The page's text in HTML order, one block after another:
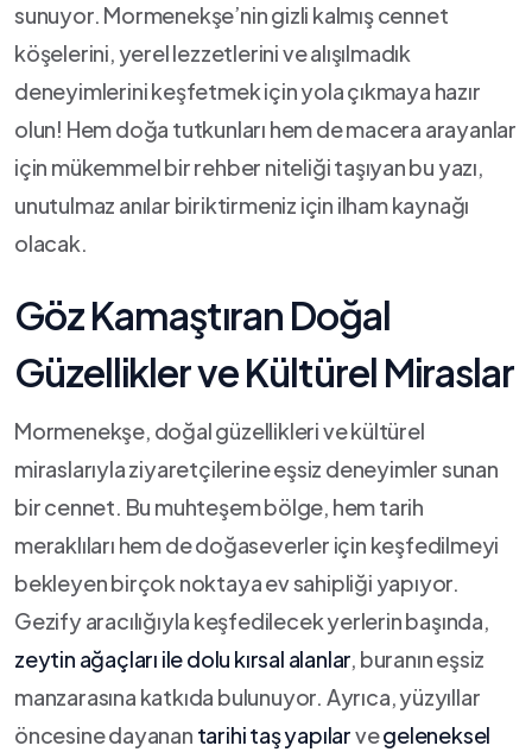
sunuyor. Mormenekşe’nin gizli kalmış cennet⁣
köşelerini, yerel lezzetlerini ve alışılmadık
deneyimlerini keşfetmek için yola çıkmaya hazır
olun! Hem doğa tutkunları hem ⁢de macera arayanlar​
için mükemmel bir rehber niteliği taşıyan ⁤bu yazı,
unutulmaz anılar biriktirmeniz için ilham kaynağı
olacak.
Göz Kamaştıran Doğal
Güzellikler ve​ Kültürel Miraslar
Mormenekşe, doğal güzellikleri ve kültürel
miraslarıyla ziyaretçilerine eşsiz deneyimler sunan
bir cennet. Bu muhteşem bölge, hem tarih
meraklıları hem de ‌doğaseverler‍ için‍ keşfedilmeyi
bekleyen birçok noktaya ev sahipliği yapıyor.
Gezify aracılığıyla⁢ keşfedilecek yerlerin‌ başında,
zeytin ağaçları ile ‍dolu kırsal​ alanlar, buranın eşsiz
manzarasına katkıda bulunuyor. Ayrıca, yüzyıllar
öncesine dayanan tarihi taş yapılarve‍geleneksel